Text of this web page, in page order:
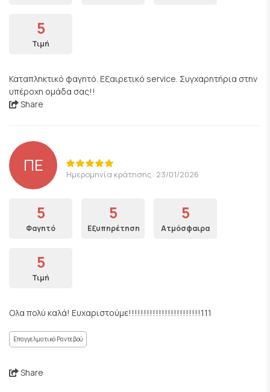
5
Τιμή
Καταπληκτικό φαγητό. Εξαιρετικό service. Συγχαρητήρια στην
υπέροχη ομάδα σας!!
Share
ΠΕ Ημερομηνία κράτησης: 23/01/2026
5
Φαγητό
5
Εξυπηρέτηση
5
Ατμόσφαιρα
5
Τιμή
Ολα πολύ καλά! Ευχαριστούμε!!!!!!!!!!!!!!!!!!!!!!!!111
Επαγγελματικό Ραντεβού
Share